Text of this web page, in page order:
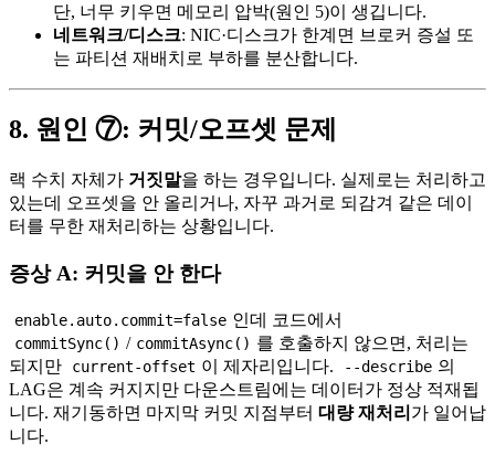
단, 너무 키우면 메모리 압박(원인 5)이 생깁니다.
네트워크/디스크: NIC·디스크가 한계면 브로커 증설 또
는 파티션 재배치로 부하를 분산합니다.
8. 원인 ⑦: 커밋/오프셋 문제
랙 수치 자체가 거짓말을 하는 경우입니다. 실제로는 처리하고
있는데 오프셋을 안 올리거나, 자꾸 과거로 되감겨 같은 데이
터를 무한 재처리하는 상황입니다.
증상 A: 커밋을 안 한다
enable.auto.commit=false 인데 코드에서
commitSync() / commitAsync() 를 호출하지 않으면, 처리는
되지만
current-offset 이 제자리입니다. --describe 의
LAG은 계속 커지지만 다운스트림에는 데이터가 정상 적재됩
니다. 재기동하면 마지막 커밋 지점부터 대량 재처리 가 일어납
니다.